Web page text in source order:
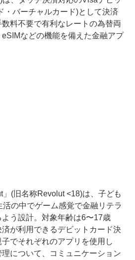
・バーチャルカード)として決済
料不要で有利なレートの為替両
などの機能を備えた金融アプ
(旧名称Revolut <18)は、子ども
の中でゲーム感覚で金融リテラ
う設計。対象年齢は6〜17歳
が利用できるデビットカード決
でそれぞれのアプリを使用し
について、コミュニケーション